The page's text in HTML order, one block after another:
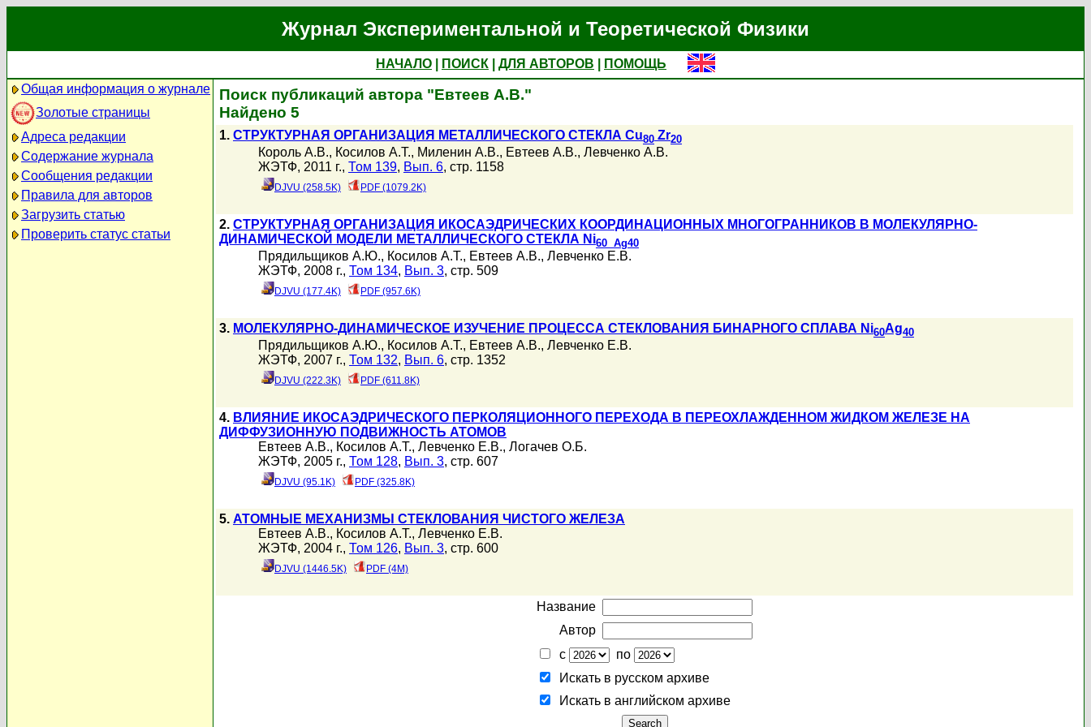
Журнал Экспериментальной и Теоретической Физики
НАЧАЛО ПОИСК ДЛЯ АВТОРОВ
ПОМОЩЬ
Общая информация о журнале
Золотые страницы
Адреса редакции
Содержание журнала
Сообщения редакции
Правила для авторов
Загрузить статью
Проверить статус статьи
Поиск публикаций автора "Евтеев А.В."
Найдено 5
1. СТРУКТУРНАЯ ОРГАНИЗАЦИЯ МЕТАЛЛИЧЕСКОГО СТЕКЛА Cu80 Zr20
Король А.В., Косилов А.Т., Миленин А.В., Евтеев А.В., Левченко А.В.
ЖЭТФ, 2011 г., Том 139, Вып. 6, стр. 1158
DJVU (258.5K) PDF (1079.2K)
2. СТРУКТУРНАЯ ОРГАНИЗАЦИЯ ИКОСАЭДРИЧЕСКИХ КООРДИНАЦИОННЫХ МНОГОГРАННИКОВ В МОЛЕКУЛЯРНО-
ДИНАМИЧЕСКОЙ МОДЕЛИ МЕТАЛЛИЧЕСКОГО СТЕКЛА Ni60 Ag40
Прядильщиков А.Ю., Косилов А.Т., Евтеев А.В., Левченко Е.В.
ЖЭТФ, 2008 г., Том 134, Вып. 3, стр. 509
DJVU (177.4K) PDF (957.6K)
3. МОЛЕКУЛЯРНО-ДИНАМИЧЕСКОЕ ИЗУЧЕНИЕ ПРОЦЕССА СТЕКЛОВАНИЯ БИНАРНОГО СПЛАВА Ni60Ag40
Прядильщиков А.Ю., Косилов А.Т., Евтеев А.В., Левченко Е.В.
ЖЭТФ, 2007 г., Том 132, Вып. 6, стр. 1352
DJVU (222.3K) PDF (611.8K)
4. ВЛИЯНИЕ ИКОСАЭДРИЧЕСКОГО ПЕРКОЛЯЦИОННОГО ПЕРЕХОДА В ПЕРЕОХЛАЖДЕННОМ ЖИДКОМ ЖЕЛЕЗЕ НА
ДИФФУЗИОННУЮ ПОДВИЖНОСТЬ АТОМОВ
Евтеев А.В., Косилов А.Т., Левченко Е.В., Логачев О.Б.
ЖЭТФ, 2005 г., Том 128, Вып. 3, стр. 607
DJVU (95.1K) PDF (325.8K)
5. АТОМНЫЕ МЕХАНИЗМЫ СТЕКЛОВАНИЯ ЧИСТОГО ЖЕЛЕЗА
Евтеев А.В., Косилов А.Т., Левченко Е.В.
ЖЭТФ, 2004 г., Том 126, Вып. 3, стр. 600
DJVU (1446.5K) PDF (4M)
Название
Автор
с
по
Искать в русском архиве
Искать в английском архиве